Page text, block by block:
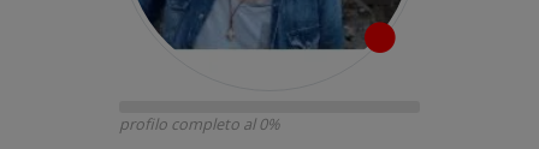
profilo completo al 0%